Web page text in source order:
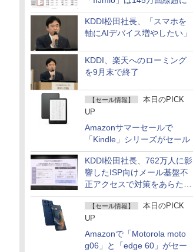
KDDI松田社長、「スマホを
軸にAIデバイス増やしたい」
KDDI、楽天へのローミング
を9月末で終了
【セール情報】
本日のPICK
UP
Amazonサマーセールで
「Kindle」シリーズがセール
KDDI松田社長、762万人に影
響したISP向けメール基盤不
正アクセスで対策をあらため
て説明
【セール情報】
本日のPICK
UP
Amazonで「Motorola moto
g06」と「edge 60」がセー